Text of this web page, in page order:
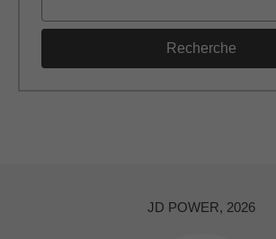
Recherche
JD POWER, 2026